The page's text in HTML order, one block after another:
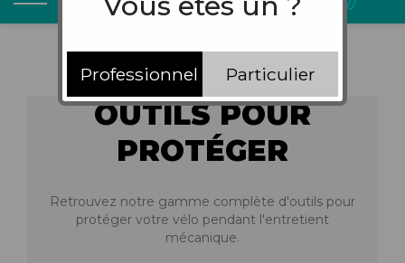
OUTILS POUR
PROTÉGER
Retrouvez notre gamme complète d'outils pour
protéger votre vélo pendant l'entretient
mécanique.
Professionnel Particulier